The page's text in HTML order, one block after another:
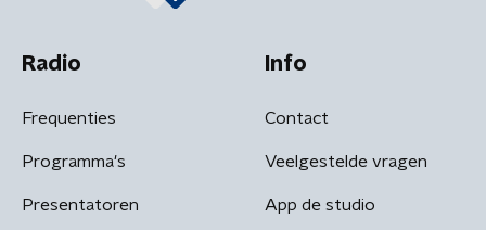
Radio
Frequenties
Programma's
Presentatoren
Info
Contact
Veelgestelde vragen
App de studio